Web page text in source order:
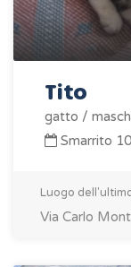
Tito
gatto /
Smarrito
Luogo
Via Carlo